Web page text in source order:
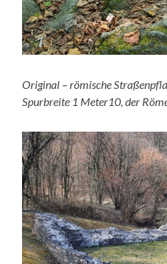
Original – römische
Spurbreite 1 Meter10, der